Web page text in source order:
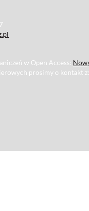
w Open Access:
prosimy o kontakt